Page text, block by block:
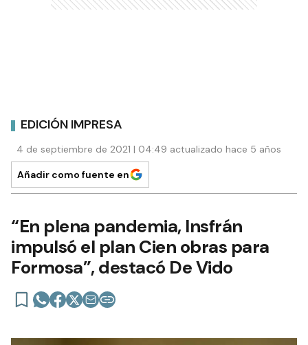
EDICIÓN IMPRESA
4 de septiembre de 2021 | 04:49 actualizado hace 5 años
Añadir como fuente en
“En plena pandemia, Insfrán
impulsó el plan Cien obras para
Formosa”, destacó De Vido